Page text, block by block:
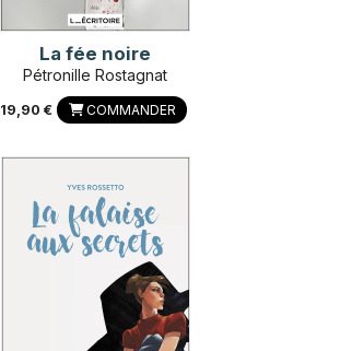
La fée noire
Pétronille Rostagnat
19,90 € COMMANDER